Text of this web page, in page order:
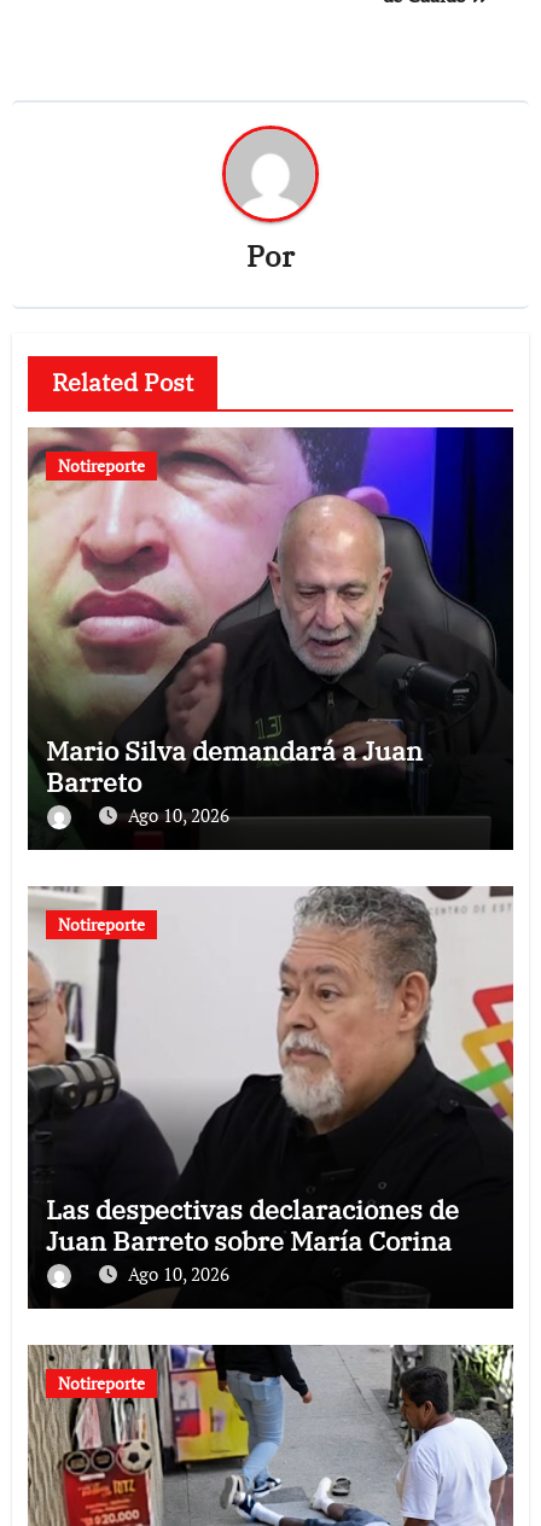
Por
Related Post
Notireporte
Mario Silva demandará a Juan
Barreto
Ago 10, 2026
Notireporte
Las despectivas declaraciones de
Juan Barreto sobre María Corina
Ago 10, 2026
Notireporte